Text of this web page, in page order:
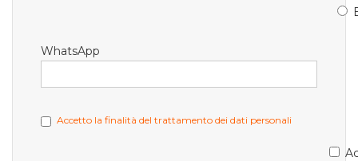
WhatsApp
Accetto la finalità del trattamento dei dati personali